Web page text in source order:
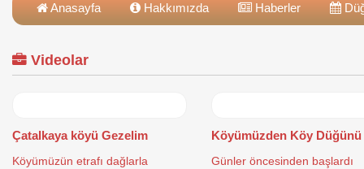
Anasayfa Hakkımızda Haberler
Videolar
Çatalkaya köyü Gezelim
Köyümüzün etrafı dağlarla
Köyümüzden Köy Düğünü
Günler öncesinden başlardı